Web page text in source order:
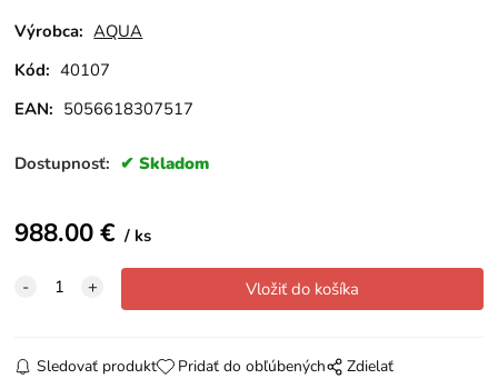
Výrobca: AQUA
Kód: 40107
EAN: 5056618307517
Dostupnosť: Skladom
988.00€ ks
Sledovať produkt Pridať do obľúbených Zdielať